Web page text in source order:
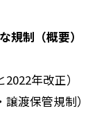
規制（概要）
年改正）
渡保管規制）